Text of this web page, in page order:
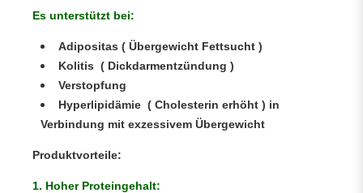
Es unterstützt bei:
Adipositas ( Übergewicht Fettsucht )
Kolitis ( Dickdarmentzündung )
Verstopfung
Hyperlipidämie ( Cholesterin erhöht ) in
Verbindung mit exzessivem Übergewicht
Produktvorteile:
1. Hoher Proteingehalt: